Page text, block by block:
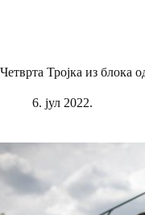
Четврта Тројка из блока
6. јул 2022.